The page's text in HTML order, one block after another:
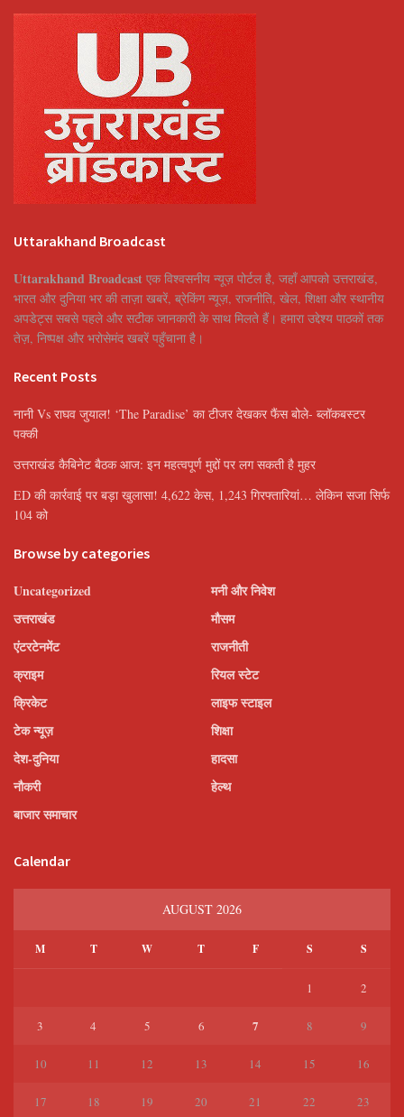
Uttarakhand Broadcast
Uttarakhand Broadcast एक विश्वसनीय न्यूज़ पोर्टल है, जहाँ आपको उत्तराखंड,
भारत और दुनिया भर की ताज़ा खबरें, ब्रेकिंग न्यूज़, राजनीति, खेल, शिक्षा और स्थानीय
अपडेट्स सबसे पहले और सटीक जानकारी के साथ मिलते हैं। हमारा उद्देश्य पाठकों तक
तेज़, निष्पक्ष और भरोसेमंद खबरें पहुँचाना है।
Recent Posts
नानी Vs राघव जुयाल! ‘The Paradise’ का टीजर देखकर फैंस बोले- ब्लॉकबस्टर
पक्की
उत्तराखंड कैबिनेट बैठक आज: इन महत्वपूर्ण मुद्दों पर लग सकती है मुहर
ED की कार्रवाई पर बड़ा खुलासा! 4,622 केस, 1,243 गिरफ्तारियां… लेकिन सजा सिर्फ
104 को
Browse by categories
Uncategorized
उत्तराखंड
एंटरटेनमेंट
क्राइम
क्रिकेट
टेक न्यूज़
देश-दुनिया
नौकरी
बाजार समाचार
मनी और निवेश
मौसम
राजनीती
रियल स्टेट
लाइफ स्टाइल
शिक्षा
हादसा
हेल्थ
Calendar
AUGUST 2026
M T W T F S S
1 2
3 4 5 6 7 8 9
10 11 12 13 14 15 16
17 18 19 20 21 22 23